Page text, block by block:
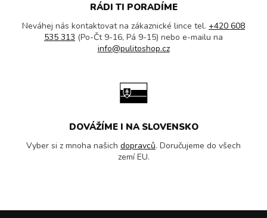
RÁDI TI PORADÍME
Neváhej nás kontaktovat na zákaznické lince tel. +420 608
535 313 (Po-Čt 9-16, Pá 9-15) nebo e-mailu na
info@pulitoshop.cz
DOVÁŽÍME I NA SLOVENSKO
Vyber si z mnoha našich dopravců. Doručujeme do všech
zemí EU.